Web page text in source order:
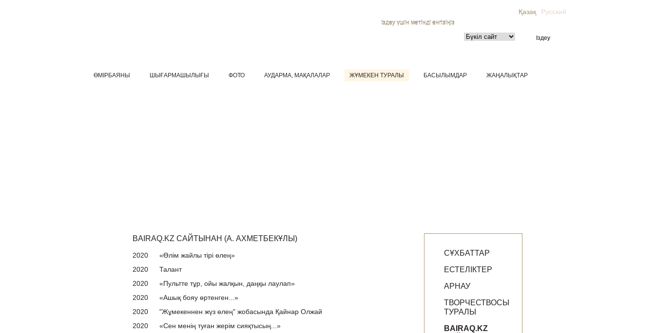
Қазақ Русский
Іздеу үшін мәтінді енгізіңіз
ӨМІРБАЯНЫ ШЫҒАРМАШЫЛЫҒЫ ФОТО АУДАРМА, МАҚАЛАЛАР ЖҰМЕКЕН ТУРАЛЫ БАСЫЛЫМДАР ЖАҢАЛЫҚТАР
СҰХБАТТАР
ЕСТЕЛІКТЕР
АРНАУ
ТВОРЧЕСТВОСЫ
ТУРАЛЫ
BAIRAQ.KZ
BAIRAQ.KZ САЙТЫНАН (А. АХМЕТБЕКҰЛЫ)
2020
«Өлім жайлы тірі өлең»
2020
Талант
2020
«Пультте тұр, ойы жалқын, даңқы лаулап»
2020
«Ашық бояу өртенген...»
2020
"Жұмекеннен жүз өлең" жобасында Қайнар Олжай
2020
«Сен менің туған жерім сияқтысың...»